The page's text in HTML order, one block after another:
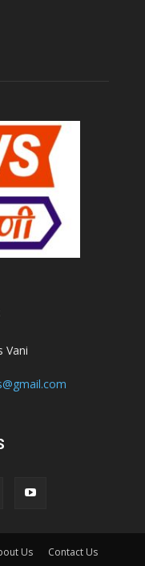
Vani
Us
Contact Us